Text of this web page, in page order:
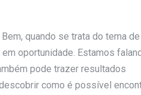
quando se trata do tema de
oportunidade. Estamos
pode trazer resultados
como é possível